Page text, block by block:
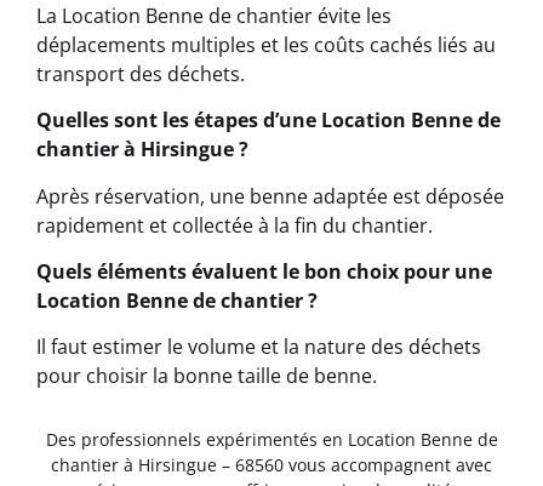
La Location Benne de chantier évite les
déplacements multiples et les coûts cachés liés au
transport des déchets.
Quelles sont les étapes d’une Location Benne de
chantier à Hirsingue ?
Après réservation, une benne adaptée est déposée
rapidement et collectée à la fin du chantier.
Quels éléments évaluent le bon choix pour une
Location Benne de chantier ?
Il faut estimer le volume et la nature des déchets
pour choisir la bonne taille de benne.
Des professionnels expérimentés en Location Benne de
chantier à Hirsingue – 68560 vous accompagnent avec